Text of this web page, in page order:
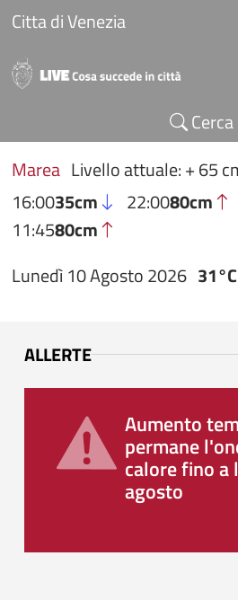
Salta al contenuto principale
Citta di Venezia
Cerca
Marea Livello attuale: + 65
16:0035cm 22:0080cm
11:4580cm
Lunedì 10 Agosto 2026 31°C
ALLERTE
Aumento
permane
calore fino a
agosto